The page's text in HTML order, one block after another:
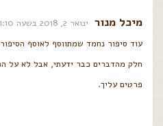
מיכל מנור ינואר 2, 2018 בשעה 11:10 am
עוד סיפור נחמד שמתווסף לאוסף
חלק מהדברים כבר ידעתי, אבל לא על
פרטים עליך.